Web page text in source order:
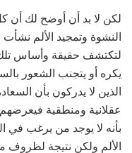
لكن لا بد أن أوضح لك أن
النشوة وتمجيد الألم
لتكتشف حقيقة وأساس تلك
يكره أو يتجنب الشعور
الذين لا يدركون بأن
عقلانية ومنطقية
بأنه لا يوجد من يرغب في
الألم ولكن نتيجة لظروف